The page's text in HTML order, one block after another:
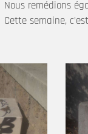
Nous remédions
Cette semaine,